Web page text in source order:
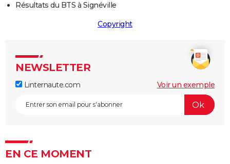
Résultats du BTS à Signéville
Copyright
NEWSLETTER
Linternaute.com Voir un exemple
EN CE MOMENT